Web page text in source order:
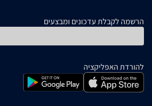
הרשמה לקבלת עדכונים ומבצעים
להורדת האפליקציה